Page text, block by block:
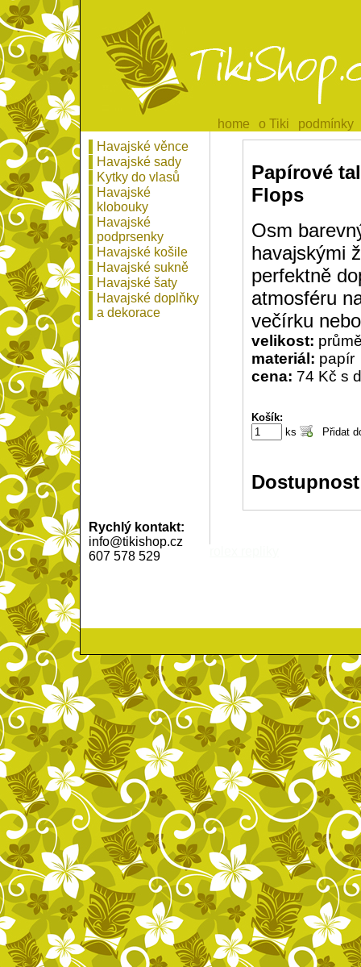
home
home o Tiki
o Tiki podmínky
podmínky
Papírové
Flops
Osm
havajskými
perfektně
atmosféru
večírku
velikost:
materiál: papír
cena: 74 Kč s
Košík:
ks
Havajské věnce
Havajské sady
Kytky do vlasů
Havajské
klobouky
Havajské
podprsenky
Havajské košile
Havajské sukně
Havajské šaty
Havajské doplňky
a dekorace
Rychlý kontakt:
info@tikishop.cz
607 578 529